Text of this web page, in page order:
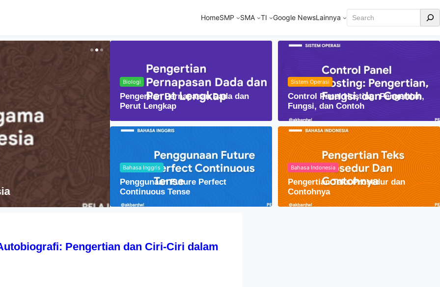
HomeSMP SMA TI Google NewsLainnya Cari
Lensa Cembung dalam Kehidupan Sehari-hari
Biologi
Pengertian Pernapasan Dada dan
Perut Lengkap
Sistem Operasi
Control Panel Hosting: Pengertian,
Fungsi, dan Contoh
Bahasa Inggris
Penggunaan Future Perfect
Continuous Tense
Bahasa Indonesia
Pengertian Teks Prosedur dan
Contohnya
Pengertian dan Ciri-Ciri dalam